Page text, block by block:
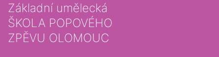
Základní umělecká
ŠKOLA POPOVÉHO
ZPĚVU OLOMOUC